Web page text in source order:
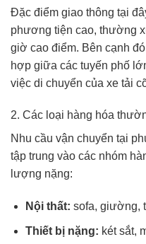
Đặc điểm giao thông tại
phương tiện cao, thường
giờ cao điểm. Bên cạnh
hợp giữa các tuyến phố
việc di chuyển của xe tải
2. Các loại hàng hóa
Nhu cầu vận chuyển tại
tập trung vào các nhóm
lượng nặng:
Nội thất: sofa, giường,
Thiết bị nặng: két sắt,